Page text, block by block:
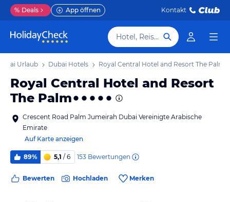
% Deals App öffnen Kontakt
Hotel, Reiseziel
Urlaub Dubai Hotels Royal Central Hotel and Resort The Palm
Royal Central Hotel and Resort
The Palm
Crescent Road Palm Jumeirah Dubai Vereinigte Arabische
Emirate
Auf Karte anzeigen
89% 5,1 / 6 153 Bewertungen
Bewerten Hochladen Merken